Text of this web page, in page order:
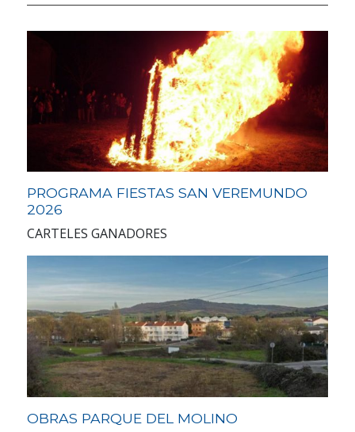
PROGRAMA FIESTAS SAN VEREMUNDO
2026
CARTELES GANADORES
OBRAS PARQUE DEL MOLINO